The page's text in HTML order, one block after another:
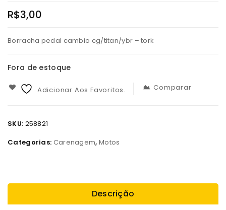
R$3,00
Borracha pedal cambio cg/titan/ybr – tork
Fora de estoque
Adicionar Aos Favoritos. Comparar
SKU: 258821
Categorias: Carenagem, Motos
Descrição